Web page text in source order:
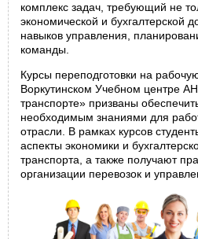
комплекс задач, требующий не
экономической и бухгалтерской
навыков управления,
команды.
Курсы переподготовки на
Воркутинском Учебном центре
транспорте» призваны
необходимым знаниями для
отрасли. В рамках курсов
аспекты экономики и
транспорта, а также получают
организации перевозок и